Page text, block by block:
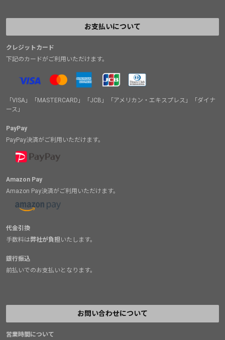
お支払いについて
クレジットカード
下記のカードがご利用いただけます。
「VISA」「MASTERCARD」「JCB」「アメリカン・エキスプレス」「ダイナ
ース」
PayPay
PayPay決済がご利用いただけます。
Amazon Pay
Amazon Pay決済がご利用いただけます。
代金引換
手数料は弊社が負担 いたします。
銀行振込
前払いでのお支払いとなります。
お問い合わせについて
営業時間について